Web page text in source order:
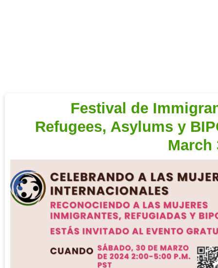
Festival de
Refugees, Asylums y
March